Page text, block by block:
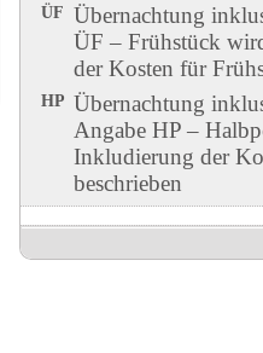
ÜF Übernachtung
ÜF – Frühstück
der Kosten für
HP Übernachtung
Angabe HP –
Inkludierung der
beschrieben